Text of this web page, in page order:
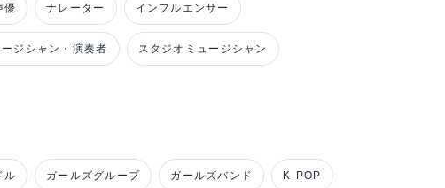
優 ナレーター インフルエンサー
ージシャン・演奏者 スタジオミュージシャン
ル ガールズグループ ガールズバンド K-POP